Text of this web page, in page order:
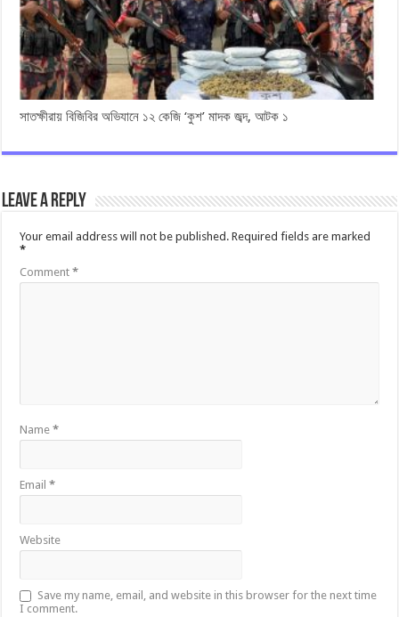
সাতক্ষীরায় বিজিবির অভিযানে ১২ কেজি ‘কুশ’ মাদক জব্দ, আটক ১
Leave a Reply
Your email address will not be published. Required fields are marked
*
Comment*
Name*
Email*
Website
Save my name, email, and website in this browser for the next time
I comment.